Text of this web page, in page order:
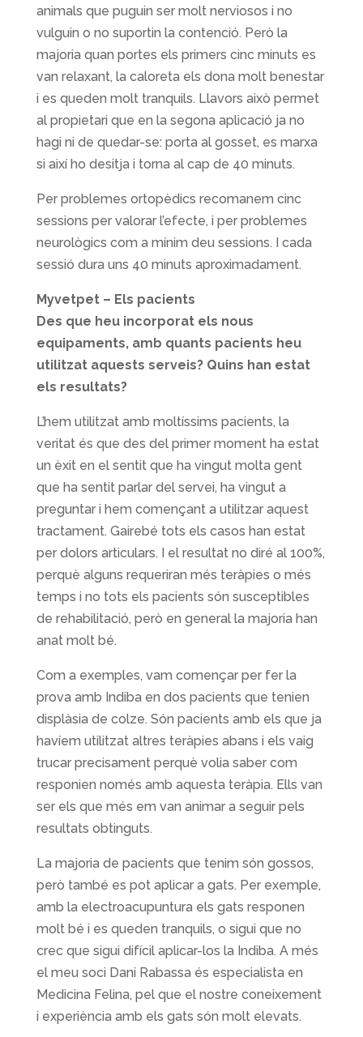
animals que puguin ser molt nerviosos i no
vulguin o no suportin la contenció. Però la
majoria quan portes els primers cinc minuts es
van relaxant, la caloreta els dona molt benestar
i es queden molt tranquils. Llavors això permet
al propietari que en la segona aplicació ja no
hagi ni de quedar-se: porta al gosset, es marxa
si així ho desitja i torna al cap de 40 minuts.
Per problemes ortopèdics recomanem cinc
sessions per valorar l’efecte, i per problemes
neurològics com a mínim deu sessions. I cada
sessió dura uns 40 minuts aproximadament.
Myvetpet – Els pacients
Des que heu incorporat els nous
equipaments, amb quants pacients heu
utilitzat aquests serveis? Quins han estat
els resultats?
L’hem utilitzat amb moltíssims pacients, la
veritat és que des del primer moment ha estat
un èxit en el sentit que ha vingut molta gent
que ha sentit parlar del servei, ha vingut a
preguntar i hem començant a utilitzar aquest
tractament. Gairebé tots els casos han estat
per dolors articulars. I el resultat no diré al 100%,
perquè alguns requeriran més teràpies o més
temps i no tots els pacients són susceptibles
de rehabilitació, però en general la majoria han
anat molt bé.
Com a exemples, vam començar per fer la
prova amb Indiba en dos pacients que tenien
displàsia de colze. Són pacients amb els que ja
havíem utilitzat altres teràpies abans i els vaig
trucar precisament perquè volia saber com
responien només amb aquesta teràpia. Ells van
ser els que més em van animar a seguir pels
resultats obtinguts.
La majoria de pacients que tenim són gossos,
però també es pot aplicar a gats. Per exemple,
amb la electroacupuntura els gats responen
molt bé i es queden tranquils, o sigui que no
crec que sigui difícil aplicar-los la Indiba. A més
el meu soci Dani Rabassa és especialista en
Medicina Felina, pel que el nostre coneixement
i experiència amb els gats són molt elevats.